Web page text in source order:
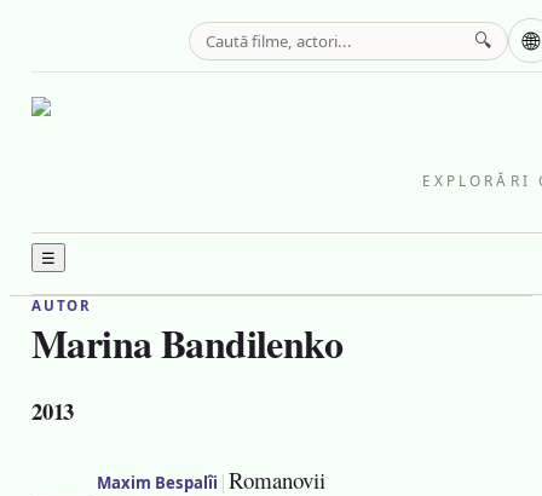
EXPLORĂRI
☰
🔍 🌐
AUTOR
Marina Bandilenko
2013
Maxim Bespalîi |Romanovii